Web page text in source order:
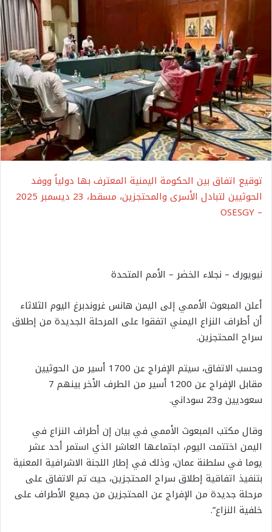
توقيع اتفاق بين الحكومة اليمنية المعترف بها دولياً ووفد
الحوثيين لتبادل الأسرى والمحتجزين، مسقط، 23 ديسمبر 2025
– OSESGY
نيويورك – نجلاء الخضر – الأمم المتحدة
أعلن المبعوث الأممي إلى اليمن هانس غروندبرغ اليوم الثلاثاء
أن أطراف النزاع اليمني اتفقوا على المرحلة الجديدة من إطلاق
سراح المحتجزين.
وحسب الاتفاق، سيتم الإفراج عن 1700 أسير من الحوثيين
مقابل الإفراج عن 1200 أسير من الطرف الأخر بينهم 7
سعوديين و23 سوداني.
وقال مكتب المبعوث الأممي في بيان إن أطراف النزاع في
اليمن اختتمت اليوم، اجتماعها العاشر الذي استمر أحد عشر
يوما في سلطنة عمان، وذلك في إطار اللجنة الاشرافية المعنية
بتنفيذ اتفاقية إطلاق سراح المحتجزين، حيث تم الاتفاق على
مرحلة جديدة من الإفراج عن المحتجزين من جميع الأطراف على
خلفية النزاع”.